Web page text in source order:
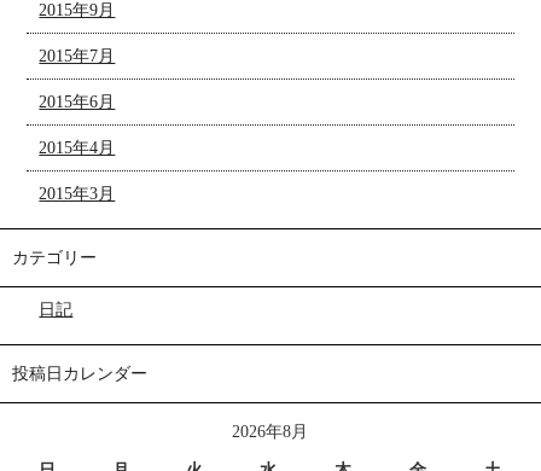
2015年9月
2015年7月
2015年6月
2015年4月
2015年3月
カテゴリー
日記
投稿日カレンダー
2026年8月